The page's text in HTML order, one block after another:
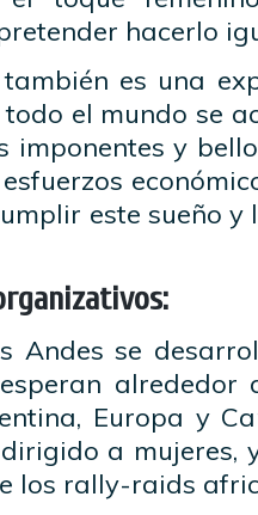
hacerlo
es una
todo el mundo se
imponentes y
este sueño y
Andes se
alrededor
Europa y
a mujeres,
los rally-raids